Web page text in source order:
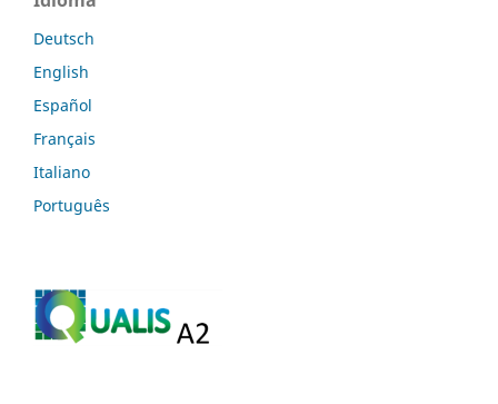
Deutsch
English
Español
Français
Italiano
Português